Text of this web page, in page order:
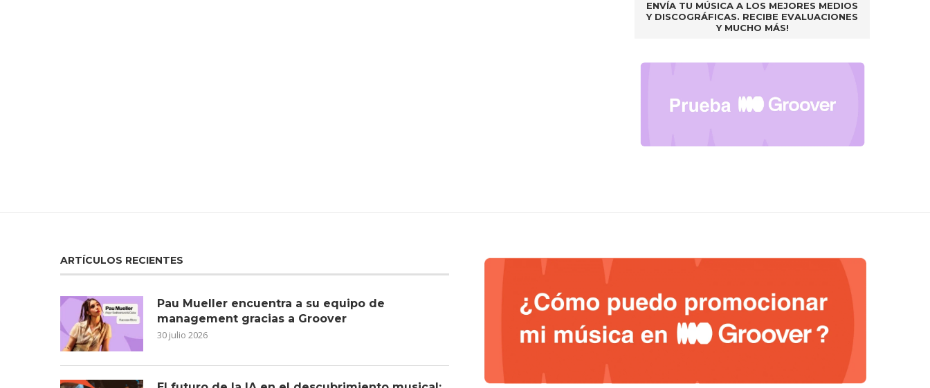
ENVÍA TU MÚSICA A LOS MEJORES MEDIOS
Y DISCOGRÁFICAS. RECIBE EVALUACIONES
Y MUCHO MÁS!
ARTÍCULOS RECIENTES
Pau Mueller encuentra a su equipo de
management gracias a Groover
30 julio 2026